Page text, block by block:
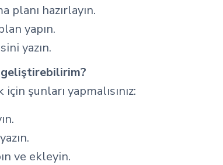
planı hazırlayın.
yapın.
yazın.
geliştirebilirim?
şunları yapmalısınız:
ve ekleyin.